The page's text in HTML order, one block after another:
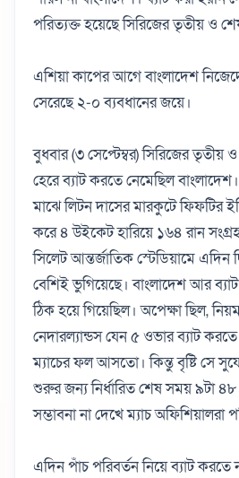
পরিত্যক্ত হয়েছে সিরিজের তৃতীয় ও
এশিয়া কাপের আগে বাংলাদেশ
সেরেছে ২-০ ব্যবধানের জয়ে।
বুধবার (৩ সেপ্টেম্বর) সিরিজের তৃতীয়
হেরে ব্যাট করতে নেমেছিল
মাঝে লিটন দাসের মারকুটে ফিফটির
করে ৪ উইকেট হারিয়ে ১৬৪ রান
সিলেট আন্তর্জাতিক স্টেডিয়ামে এদিন
বেশিই ভুগিয়েছে। বাংলাদেশ আর
ঠিক হয়ে গিয়েছিল। অপেক্ষা ছিল,
নেদারল্যান্ডস যেন ৫ ওভার ব্যাট
ম্যাচের ফল আসতো। কিন্তু বৃষ্টি সে
শুরুর জন্য নির্ধারিত শেষ সময় ৯টা
সম্ভাবনা না দেখে ম্যাচ অফিশিয়ালরা
এদিন পাঁচ পরিবর্তন নিয়ে ব্যাট করতে